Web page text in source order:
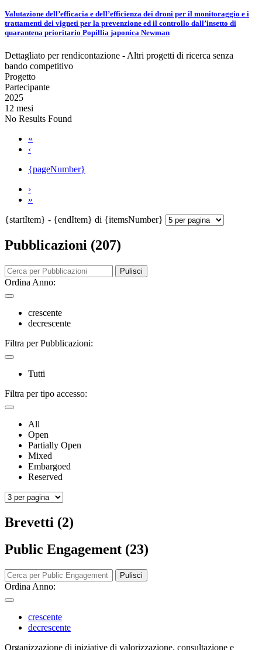
Valutazione dell’efficacia e dell’efficienza dei droni per il monitoraggio e i
trattamenti dei vigneti per la prevenzione ed il controllo dall’insetto di
quarantena prioritario Popillia japonica Newman
Dettagliato per rendicontazione - Altri progetti di ricerca senza
bando competitivo
Progetto
Partecipante
2025
12 mesi
No Results Found
«
‹
{pageNumber}
›
»
{startItem} - {endItem} di {itemsNumber}
Pubblicazioni (207)
Pulisci
Ordina Anno:
crescente
decrescente
Filtra per Pubblicazioni:
Tutti
Filtra per tipo accesso:
All
Open
Partially Open
Mixed
Embargoed
Reserved
Brevetti (2)
Public Engagement (23)
Pulisci
Ordina Anno:
crescente
decrescente
Organizzazione di iniziative di valorizzazione, consultazione e